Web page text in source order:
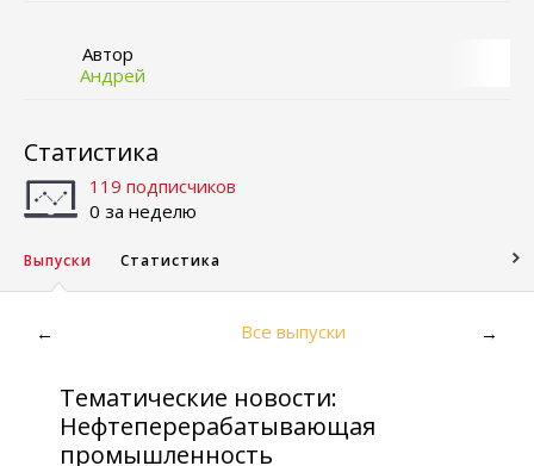
Автор
Андрей
Статистика
119 подписчиков
0 за неделю
Выпуски Статистика
← Все выпуски →
Тематические новости:
Нефтеперерабатывающая
промышленность